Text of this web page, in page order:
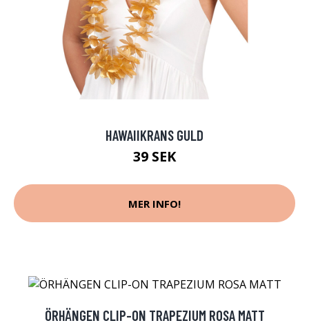
HAWAIIKRANS GULD
39 SEK
MER INFO!
ÖRHÄNGEN CLIP-ON TRAPEZIUM ROSA MATT